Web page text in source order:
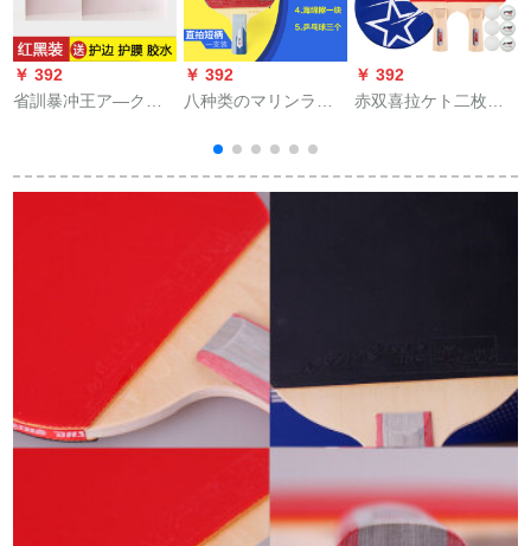
￥ 392
省訓暴冲王ア—クリ
ムピンボールゴム2錠
￥ 392
八种类のマリンライ
をプレゼントしま
す。両面テスト5006
を直接つまみます。
M 8006を横撮りしま
￥ 392
赤双喜拉ケト二枚の
二本にします。